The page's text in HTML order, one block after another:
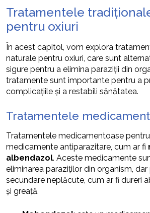
Tratamentele
pentru oxiuri
În acest capitol, vom explora
naturale pentru oxiuri, care sunt
sigure pentru a elimina paraziții din
tratamente sunt importante pentru a
complicațiile și a restabili sănătatea.
Tratamentele
Tratamentele medicamentoase
medicamente antiparazitare, cum ar fi
albendazol. Aceste medicamente
eliminarea paraziților din organism,
secundare neplăcute, cum ar fi dureri
și greață.